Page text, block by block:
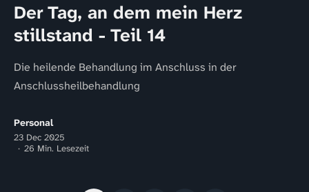
Der Tag, an dem mein Herz
stillstand - Teil 14
Die heilende Behandlung im Anschluss in der
Anschlussheilbehandlung
Personal
23 Dec 2025
26 Min. Lesezeit